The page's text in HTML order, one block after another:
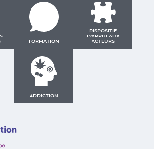
FORMATION
DISPOSITIF
D'APPUI AUX
ACTEURS
ADDICTION
Guadeloupe, Saint-Martin, Saint